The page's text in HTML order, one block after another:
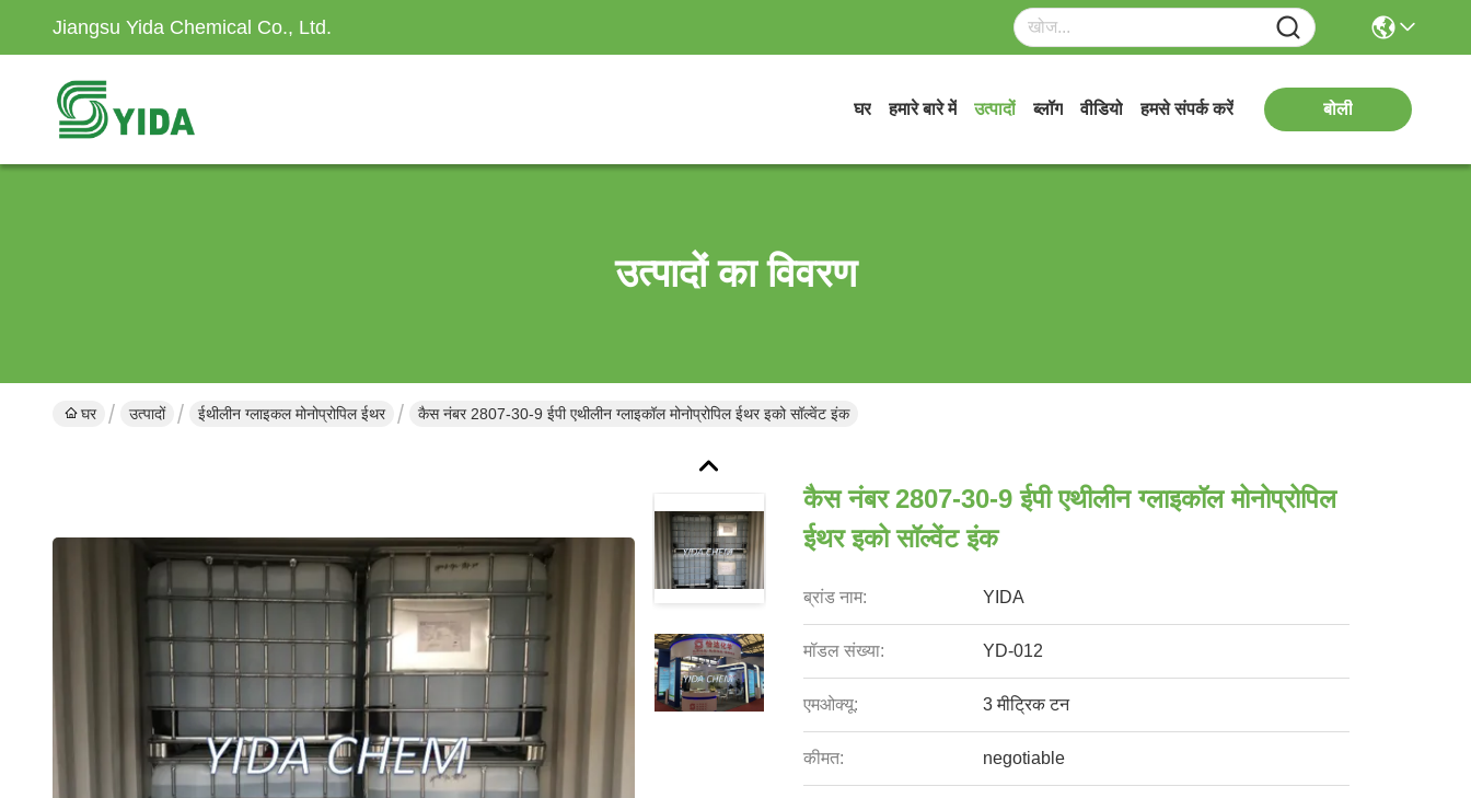
Jiangsu Yida Chemical Co., Ltd.
घर हमारे बारे में उत्पादों ब्लॉग वीडियो हमसे संपर्क करें बोली
उत्पादों का विवरण
घर उत्पादों ईथीलीन ग्लाइकल मोनोप्रोपिल ईथर कैस नंबर 2807-30-9 ईपी एथीलीन ग्लाइकॉल मोनोप्रोपिल ईथर इको सॉल्वेंट इंक
कैस नंबर 2807-30-9 ईपी एथीलीन ग्लाइकॉल मोनोप्रोपिल
ईथर इको सॉल्वेंट इंक
ब्रांड नाम: YIDA
मॉडल संख्या: YD-012
एमओक्यू: 3 मीट्रिक टन
कीमत: negotiable